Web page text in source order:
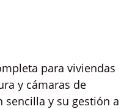
para viviendas
y cámaras de
y su gestión a